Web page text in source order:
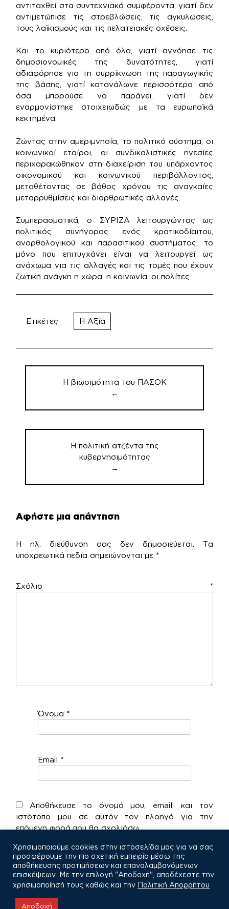
αντιταχθεί στα συντεχνιακά συμφέροντα, γιατί δεν
αντιμετώπισε τις στρεβλώσεις, τις αγκυλώσεις,
τους λαϊκισμούς και τις πελατειακές σχέσεις.
Και το κυριότερο από όλα, γιατί αγνόησε τις
δημοσιονομικές της δυνατότητες, γιατί
αδιαφόρησε για τη συρρίκνωση της παραγωγικής
της βάσης, γιατί κατανάλωνε περισσότερα από
όσα μπορούσε να παράγει, γιατί δεν
εναρμονίστηκε στοιχειωδώς με τα ευρωπαϊκά
κεκτημένα.
Ζώντας στην αμεριμνησία, το πολιτικό σύστημα, οι
κοινωνικοί εταίροι, οι συνδικαλιστικές ηγεσίες
περιχαρακώθηκαν στη διαχείριση του υπάρχοντος
οικονομικού και κοινωνικού περιβάλλοντος,
μεταθέτοντας σε βάθος χρόνου τις αναγκαίες
μεταρρυθμίσεις και διαρθρωτικές αλλαγές.
Συμπερασματικά, ο ΣΥΡΙΖΑ λειτουργώντας ως
πολιτικός συνήγορος ενός κρατικοδίαιτου,
ανορθολογικού και παρασιτικού συστήματος, το
μόνο που επιτυγχάνει είναι να λειτουργεί ως
ανάχωμα για τις αλλαγές και τις τομές που έχουν
ζωτική ανάγκη η χώρα, η κοινωνία, οι πολίτες.
Ετικέτες Η Αξία
Πλοήγηση
άρθρωνΗ βιωσιμότητα του ΠΑΣΟΚ
←
Η πολιτική ατζέντα της
κυβερνησιμότητας
→
Αφήστε μια απάντηση
Η ηλ. διεύθυνση σας δεν δημοσιεύεται.
Τα
υποχρεωτικά πεδία σημειώνονται με *
Σχόλιο *
Όνομα *
Email *
Αποθήκευσε το όνομά μου, email, και τον
ιστότοπο μου σε αυτόν τον πλοηγό για την
επόμενη φορά που θα σχολιάσω.
Χρησιμοποιούμε cookies στην ιστοσελίδα μας για να σας
προσφέρουμε την πιο σχετική εμπειρία μέσω της
αποθήκευσης προτιμήσεων και επαναλαμβανόμενων
επισκέψεων. Με την επιλογή "Αποδοχή", αποδέχεστε την
χρησιμοποίησή τους καθώς και την Πολιτική Απορρήτου
Αποδοχή